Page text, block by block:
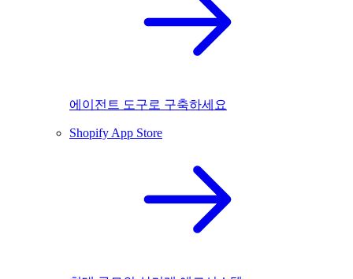
에이전트 도구로 구축하세요
Shopify App Store